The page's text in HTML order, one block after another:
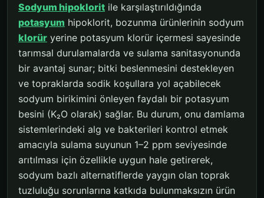
Sodyum hipoklorit ile karşılaştırıldığında
potasyum hipoklorit, bozunma ürünlerinin sodyum
klorür yerine potasyum klorür içermesi sayesinde
tarımsal durulamalarda ve sulama sanitasyonunda
bir avantaj sunar; bitki beslenmesini destekleyen
ve topraklarda sodik koşullara yol açabilecek
sodyum birikimini önleyen faydalı bir potasyum
besini (K₂O olarak) sağlar. Bu durum, onu damlama
sistemlerindeki alg ve bakterileri kontrol etmek
amacıyla sulama suyunun 1–2 ppm seviyesinde
arıtılması için özellikle uygun hale getirerek,
sodyum bazlı alternatiflerde yaygın olan toprak
tuzluluğu sorunlarına katkıda bulunmaksızın ürün